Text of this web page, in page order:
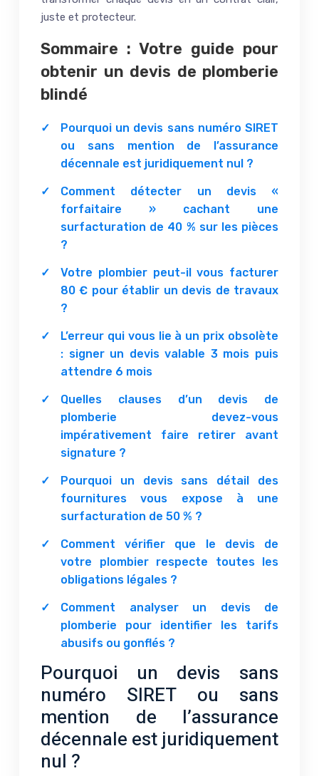
juste et protecteur.
Sommaire : Votre guide pour
obtenir un devis de plomberie
blindé
Pourquoi un devis sans numéro SIRET
ou sans mention de l’assurance
décennale est juridiquement nul ?
Comment détecter un devis «
forfaitaire » cachant une
surfacturation de 40 % sur les pièces
?
Votre plombier peut-il vous facturer
80 € pour établir un devis de travaux
?
L’erreur qui vous lie à un prix obsolète
: signer un devis valable 3 mois puis
attendre 6 mois
Quelles clauses d’un devis de
plomberie devez-vous
impérativement faire retirer avant
signature ?
Pourquoi un devis sans détail des
fournitures vous expose à une
surfacturation de 50 % ?
Comment vérifier que le devis de
votre plombier respecte toutes les
obligations légales ?
Comment analyser un devis de
plomberie pour identifier les tarifs
abusifs ou gonflés ?
Pourquoi un devis sans
numéro SIRET ou sans
mention de l’assurance
décennale est juridiquement
nul ?